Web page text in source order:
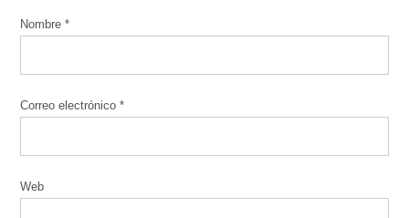
Nombre*
Correo electrónico*
Web